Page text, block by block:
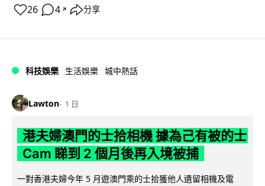
26 4 ↗ 分享
科技娛樂 生活娛樂 城中熱話
Lawton 1 日
港夫婦澳門的士拾相機 據為己有被的士
Cam 睇到 2 個月後再入境被捕
一對香港夫婦今年 5 月遊澳門乘的士拾獲他人遺留相機及電